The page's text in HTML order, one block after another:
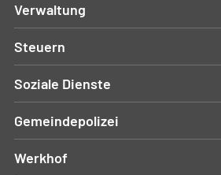
Verwaltung
Steuern
Soziale Dienste
Gemeindepolizei
Werkhof